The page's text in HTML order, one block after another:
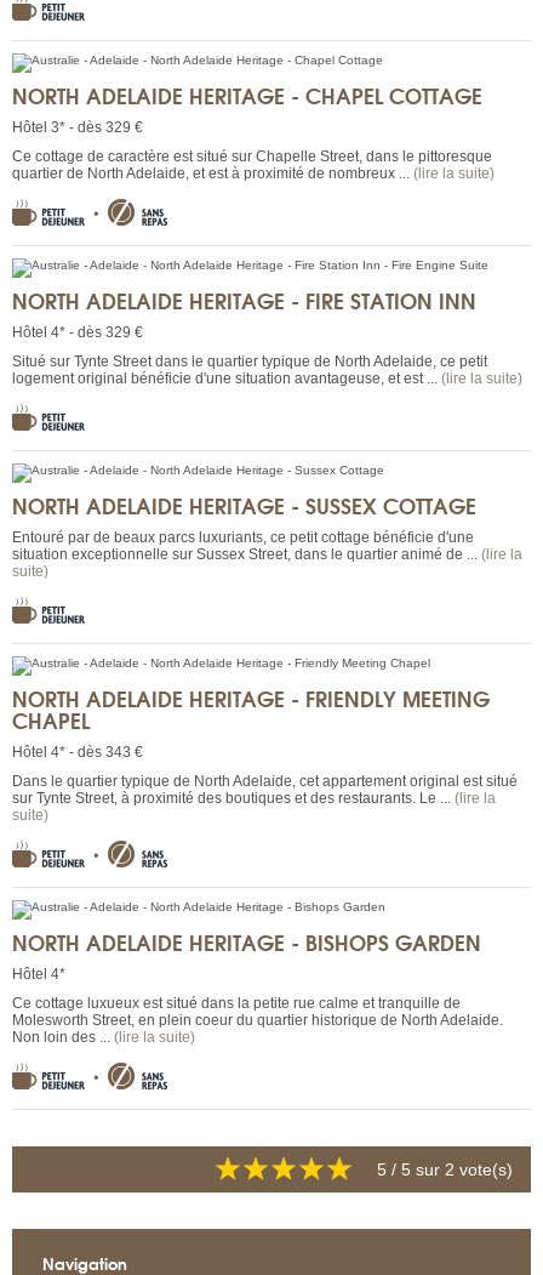
NORTH ADELAIDE HERITAGE - CHAPEL COTTAGE
Hôtel 3* - dès 329 €
Ce cottage de caractère est situé sur Chapelle Street, dans le pittoresque
quartier de North Adelaide, et est à proximité de nombreux ... (lire la suite)
NORTH ADELAIDE HERITAGE - FIRE STATION INN
Hôtel 4* - dès 329 €
Situé sur Tynte Street dans le quartier typique de North Adelaide, ce petit
logement original bénéficie d'une situation avantageuse, et est ... (lire la suite)
NORTH ADELAIDE HERITAGE - SUSSEX COTTAGE
Entouré par de beaux parcs luxuriants, ce petit cottage bénéficie d'une
situation exceptionnelle sur Sussex Street, dans le quartier animé de ... (lire la
suite)
NORTH ADELAIDE HERITAGE - FRIENDLY MEETING
CHAPEL
Hôtel 4* - dès 343 €
Dans le quartier typique de North Adelaide, cet appartement original est situé
sur Tynte Street, à proximité des boutiques et des restaurants. Le ... (lire la
suite)
NORTH ADELAIDE HERITAGE - BISHOPS GARDEN
Hôtel 4*
Ce cottage luxueux est situé dans la petite rue calme et tranquille de
Molesworth Street, en plein coeur du quartier historique de North Adelaide.
Non loin des ... (lire la suite)
5 / 5 sur 2 vote(s)
Navigation